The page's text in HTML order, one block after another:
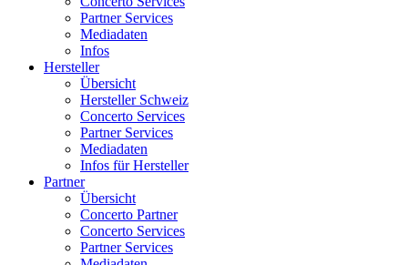
Partner Services
Mediadaten
Infos
Hersteller
Übersicht
Hersteller Schweiz
Concerto Services
Partner Services
Mediadaten
Infos für Hersteller
Partner
Übersicht
Concerto Partner
Concerto Services
Partner Services